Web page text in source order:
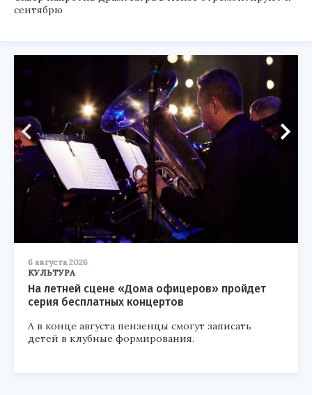
сентябрю
6 августа 2026
КУЛЬТУРА
На летней сцене «Дома офицеров» пройдет
серия бесплатных концертов
А в конце августа пензенцы смогут записать
детей в клубные формирования.